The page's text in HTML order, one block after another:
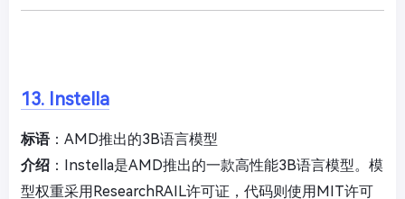
13. Instella
标语：AMD推出的3B语言模型
介绍 ：Instella是AMD推出的一款高性能3B语言模型。模
型权重采用ResearchRAIL许可证，代码则使用MIT许可